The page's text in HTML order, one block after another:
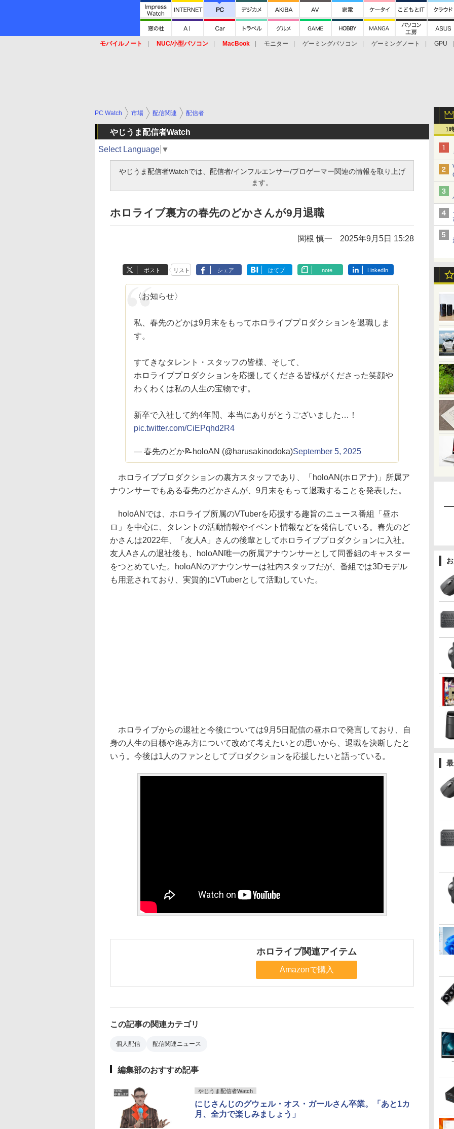
モバイルノート NUC/小型パソコン MacBook モニター ゲーミングパソコン ゲーミングノート
GPU
1
PC Watch 市場 配信関連 配信者
やじうま配信者Watch
Select Language ▼
やじうま配信者Watchでは、配信者/インフルエンサー/プロゲーマー関連の情報を取り上げ
ます。
ホロライブ裏方の春先のどかさんが9月退職
関根 慎一 2025年9月5日 15:28
ポスト リスト シェア はてブ note LinkedIn
〈お知らせ〉
私、春先のどかは9月末をもってホロライブプロダクションを退職しま
す。
すてきなタレント・スタッフの皆様、そして、
ホロライブプロダクションを応援してくださる皆様がくださった笑顔や
わくわくは私の人生の宝物です。
新卒で入社して約4年間、本当にありがとうございました…！
pic.twitter.com/CiEPqhd2R4
— 春先のどか📝holoAN (@harusakinodoka)September 5, 2025
ホロライブプロダクションの裏方スタッフであり、「holoAN(ホロアナ)」所属ア
ナウンサーでもある春先のどかさんが、9月末をもって退職することを発表した。
holoANでは、ホロライブ所属のVTuberを応援する趣旨のニュース番組「昼ホ
ロ」を中心に、タレントの活動情報やイベント情報などを発信している。春先のど
かさんは2022年、「友人A」さんの後輩としてホロライブプロダクションに入社。
友人Aさんの退社後も、holoAN唯一の所属アナウンサーとして同番組のキャスター
をつとめていた。holoANのアナウンサーは社内スタッフだが、番組では3Dモデル
も用意されており、実質的にVTuberとして活動していた。
ホロライブからの退社と今後については9月5日配信の昼ホロで発言しており、自
身の人生の目標や進み方について改めて考えたいとの思いから、退職を決断したと
いう。今後は1人のファンとしてプロダクションを応援したいと語っている。
ホロライブ関連アイテム
Amazonで購入
この記事の関連カテゴリ
個人配信 配信関連ニュース
編集部のおすすめ記事
やじうま配信者Watch
にじさんじのグウェル・オス・ガールさん卒業。「あと1カ
月、全力で楽しみましょう」